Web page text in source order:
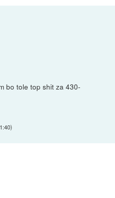
bo tole top shit za 430-
)